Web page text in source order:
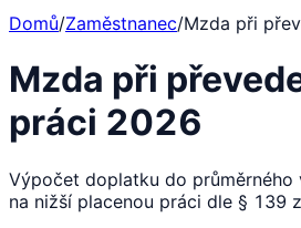
Domů/Zaměstnanec/Mzda při
Mzda při
práci 2026
Výpočet doplatku do průměrného
na nižší placenou práci dle § 139